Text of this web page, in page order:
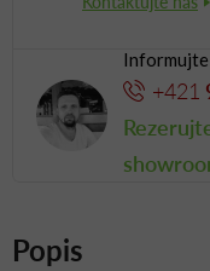
+421
Popis